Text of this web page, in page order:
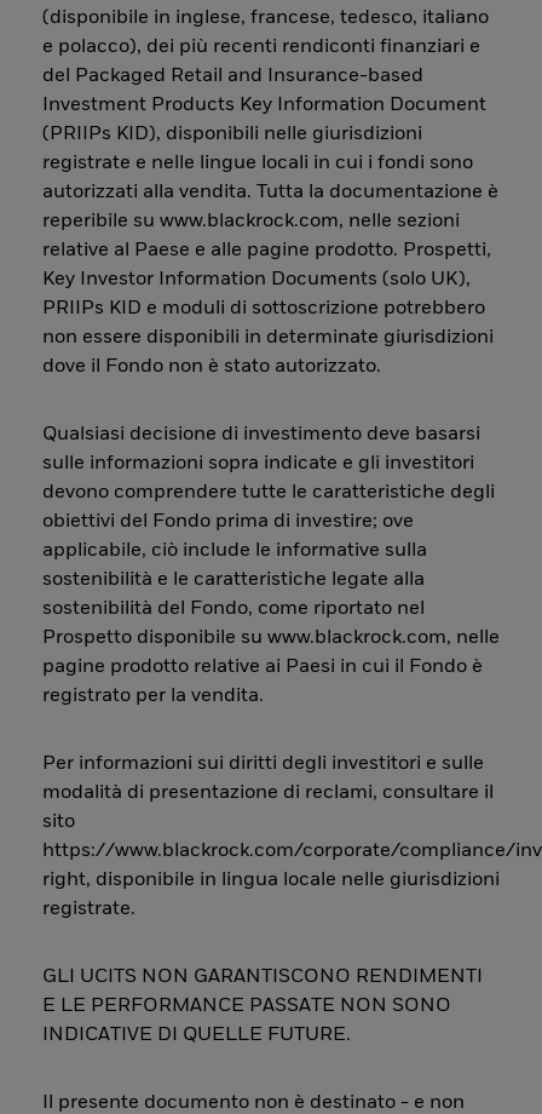
(disponibile in inglese, francese, tedesco, italiano
e polacco), dei più recenti rendiconti finanziari e
del Packaged Retail and Insurance-based
Investment Products Key Information Document
(PRIIPs KID), disponibili nelle giurisdizioni
registrate e nelle lingue locali in cui i fondi sono
autorizzati alla vendita. Tutta la documentazione è
reperibile su www.blackrock.com, nelle sezioni
relative al Paese e alle pagine prodotto. Prospetti,
Key Investor Information Documents (solo UK),
PRIIPs KID e moduli di sottoscrizione potrebbero
non essere disponibili in determinate giurisdizioni
dove il Fondo non è stato autorizzato.
Qualsiasi decisione di investimento deve basarsi
sulle informazioni sopra indicate e gli investitori
devono comprendere tutte le caratteristiche degli
obiettivi del Fondo prima di investire; ove
applicabile, ciò include le informative sulla
sostenibilità e le caratteristiche legate alla
sostenibilità del Fondo, come riportato nel
Prospetto disponibile su www.blackrock.com, nelle
pagine prodotto relative ai Paesi in cui il Fondo è
registrato per la vendita.
Per informazioni sui diritti degli investitori e sulle
modalità di presentazione di reclami, consultare il
sito
https://www.blackrock.com/corporate/compliance/
right, disponibile in lingua locale nelle giurisdizioni
registrate.
GLI UCITS NON GARANTISCONO RENDIMENTI
E LE PERFORMANCE PASSATE NON SONO
INDICATIVE DI QUELLE FUTURE.
Il presente documento non è destinato - e non